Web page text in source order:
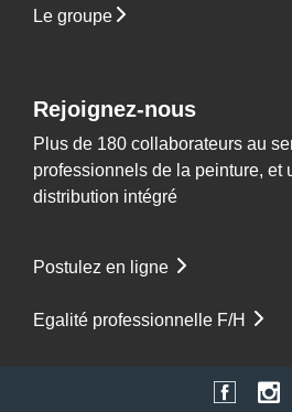
Le groupe
Rejoignez-nous
Plus de 180 collaborateurs au
professionnels de la peinture, et
distribution intégré
Postulez en ligne
Egalité professionnelle F/H